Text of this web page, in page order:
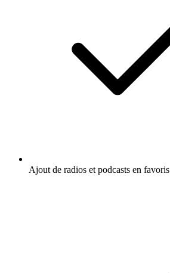
Ajout de radios et podcasts en favoris